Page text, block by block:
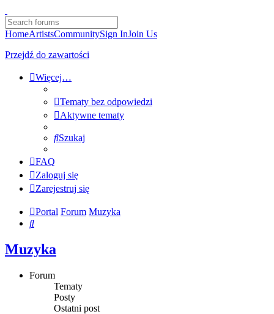
HomeArtistsCommunitySign InJoin Us
Przejdź do zawartości
Więcej…
Tematy bez odpowiedzi
Aktywne tematy
Szukaj
FAQ
Zaloguj się
Zarejestruj się
Portal Forum Muzyka
Szukaj
Muzyka
Forum
Tematy
Posty
Ostatni post